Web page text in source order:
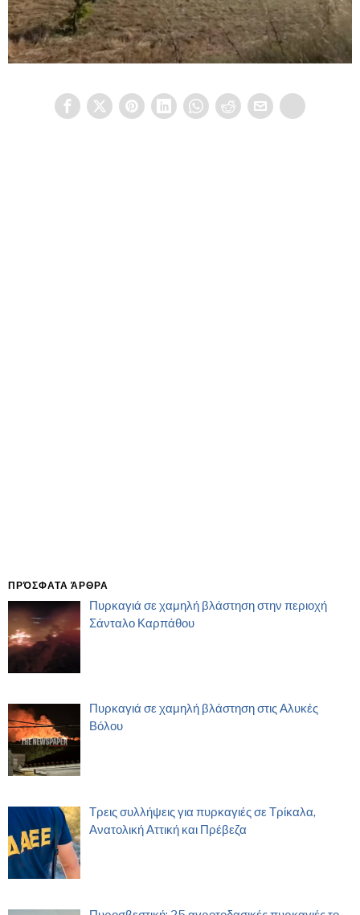
ΠΡΌΣΦΑΤΑ ΆΡΘΡΑ
Πυρκαγιά σε χαμηλή βλάστηση στην περιοχή
Σάνταλο Καρπάθου
Πυρκαγιά σε χαμηλή βλάστηση στις Αλυκές
Βόλου
Τρεις συλλήψεις για πυρκαγιές σε Τρίκαλα,
Ανατολική Αττική και Πρέβεζα